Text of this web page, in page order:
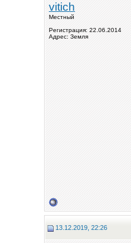
vitich
Местный
Регистрация: 22.06.2014
Адрес: Земля
13.12.2019, 22:26